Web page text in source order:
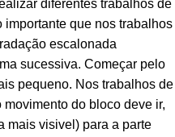
diferentes trabalhos de
importante que nos trabalhos
escalonada
sucessiva. Começar pelo
pequeno. Nos trabalhos de
do bloco deve ir,
mais visivel) para a parte